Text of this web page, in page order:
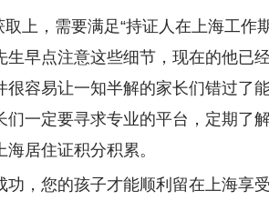
上，需要满足“持证人在上海工作
生早点注意这些细节，现在的他已
很容易让一知半解的家长们错过了
们一定要寻求专业的平台，定期了
居住证积分积累。
功，您的孩子才能顺利留在上海享